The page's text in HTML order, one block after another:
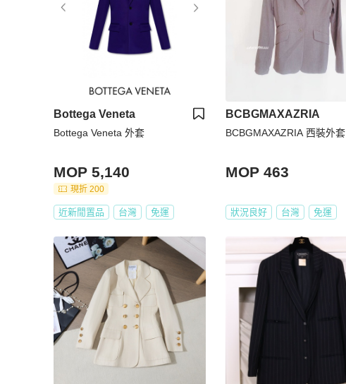
Bottega Veneta
Bottega Veneta 外套
MOP 5,140
現折 200
近新閒置品 台灣 免運
BCBGMAXAZRIA
BCBGMAXAZRIA 西裝外套
MOP 463
狀況良好 台灣 免運